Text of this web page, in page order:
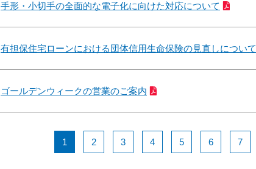
手形・小切手の全面的な電子化に向けた対応について
有担保住宅ローンにおける団体信用生命保険の見直しについて
ゴールデンウィークの営業のご案内
1 2 3 4 5 6 7